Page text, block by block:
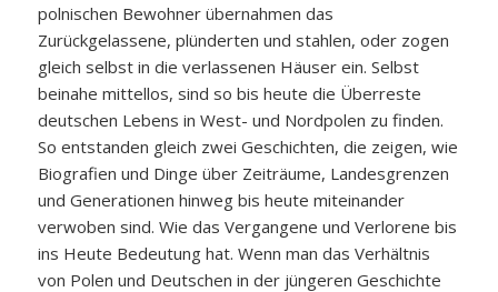
polnischen Bewohner übernahmen das
Zurückgelassene, plünderten und stahlen, oder zogen
gleich selbst in die verlassenen Häuser ein. Selbst
beinahe mittellos, sind so bis heute die Überreste
deutschen Lebens in West- und Nordpolen zu finden.
So entstanden gleich zwei Geschichten, die zeigen, wie
Biografien und Dinge über Zeiträume, Landesgrenzen
und Generationen hinweg bis heute miteinander
verwoben sind. Wie das Vergangene und Verlorene bis
ins Heute Bedeutung hat. Wenn man das Verhältnis
von Polen und Deutschen in der jüngeren Geschichte